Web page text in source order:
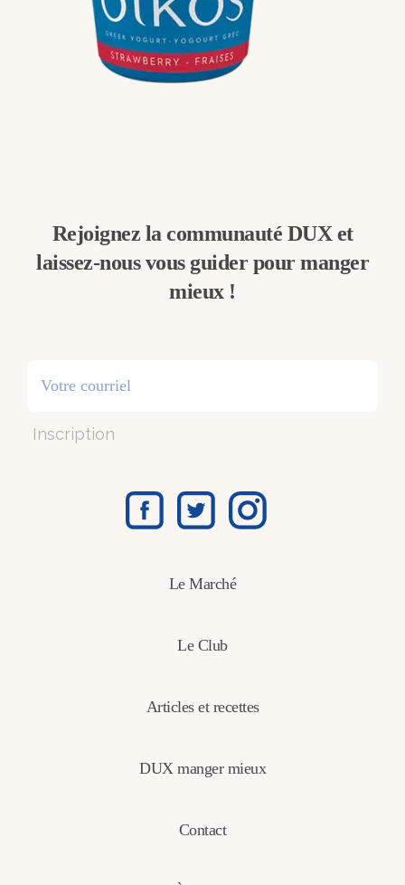
Rejoignez la communauté DUX et
laissez-nous vous guider pour manger
mieux !
Inscription
Le Marché
Le Club
Articles et recettes
DUX manger mieux
Contact